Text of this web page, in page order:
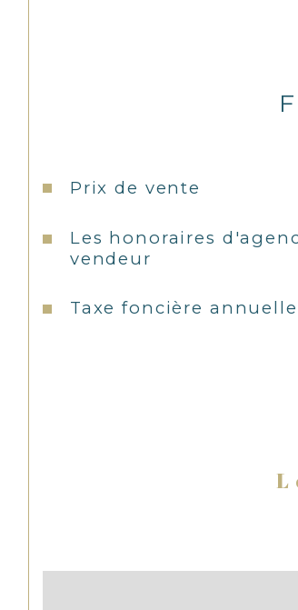
Prix de vente
Les honoraires
vendeur
Taxe foncière annuelle